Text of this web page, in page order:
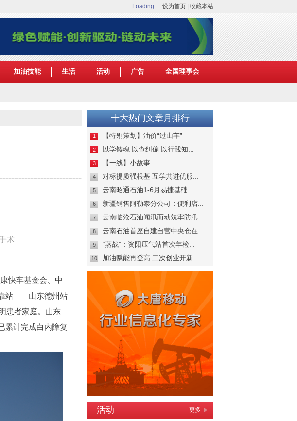
Loading... 设为首页 收藏本站
加油技能 生活 活动 广告 全国理事会
术
快车基金会、中
靠站——山东德州站
患者家庭。山东
累计完成白内障复
十大热门文章月排行
1 【特别策划】油价“过山车”
2 以学铸魂 以查纠偏 以行践知...
3 【一线】小故事
4 对标提质强根基 互学共进优服...
5 云南昭通石油1-6月易捷基础...
6 新疆销售阿勒泰分公司：便利店...
7 云南临沧石油闻汛而动筑牢防汛...
8 云南石油首座自建自营中央仓在...
9 “蒸战”：资阳压气站首次年检...
10 加油赋能再登高 二次创业开新...
活动 更多